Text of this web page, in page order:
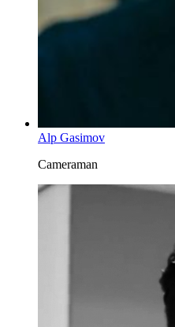
Alp Gasimov
Cameraman